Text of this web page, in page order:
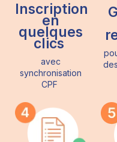
Inscription
en
quelques
clics
avec
synchronisation
CPF